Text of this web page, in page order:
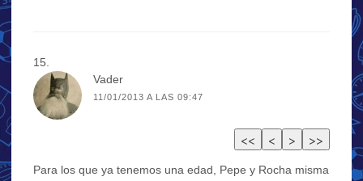
Vader
11/01/2013 A LAS 09:47
Para los que ya tenemos una edad, Pepe y Rocha misma